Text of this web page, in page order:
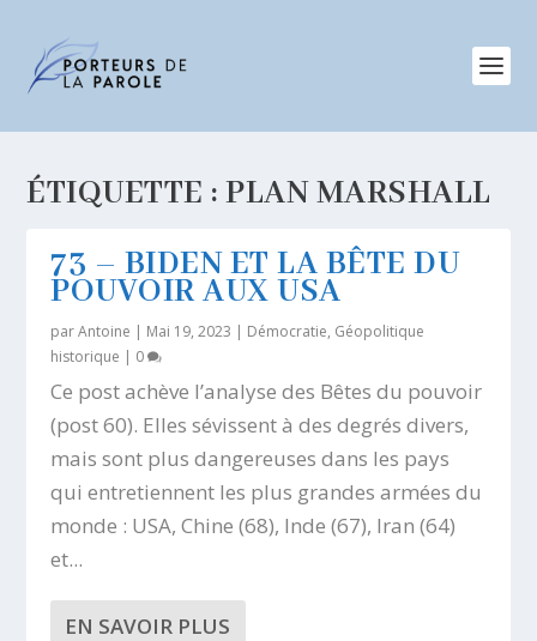
ÉTIQUETTE :PLAN MARSHALL
73 – BIDEN ET LA BÊTE DU
POUVOIR AUX USA
parAntoine | Mai 19, 2023 | Démocratie, Géopolitique
historique | 0
Ce post achève l’analyse des Bêtes du pouvoir
(post 60). Elles sévissent à des degrés divers,
mais sont plus dangereuses dans les pays
qui entretiennent les plus grandes armées du
monde : USA, Chine (68), Inde (67), Iran (64)
et...
EN SAVOIR PLUS